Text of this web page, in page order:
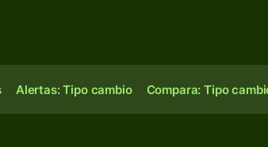
Alertas: Tipo cambio Compara: Tipo